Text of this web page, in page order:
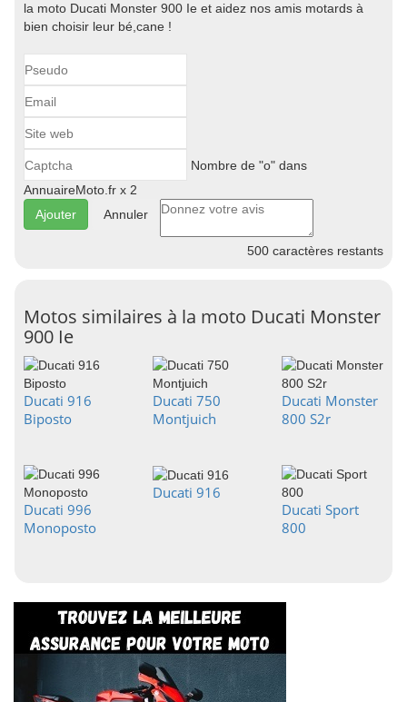
la moto Ducati Monster 900 Ie et aidez nos amis motards à
bien choisir leur bé,cane !
Nombre de "o" dans
AnnuaireMoto.fr x 2
Annuler
500 caractères restants
Motos similaires à la moto Ducati Monster
900 Ie
Ducati 916
Biposto
Ducati 750
Montjuich
Ducati Monster
800 S2r
Ducati 996
Monoposto
Ducati 916
Ducati Sport
800